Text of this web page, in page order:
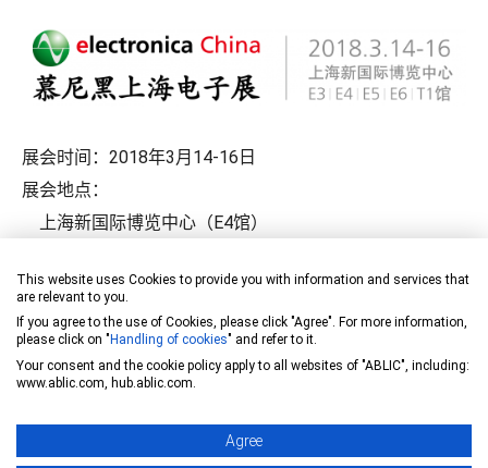
展会时间：2018年3月14-16日
展会地点：
上海新国际博览中心（E4馆）
精工展台：E4馆4410号
另外, 为答谢一直支持我
们的朋友, 现举办”点击有
礼”之活动 !
步骤 :
This website uses Cookies to provide you with information and services that
are relevant to you.
If you agree to the use of Cookies, please click "Agree". For more information,
please click on "Handling of cookies" and refer to it.
Your consent and the cookie policy apply to all websites of "ABLIC", including:
www.ablic.com, hub.ablic.com.
Agree